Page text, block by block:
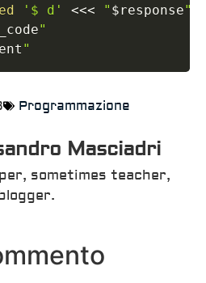
'$ d' <<< " $response"
"
"
Programmazione
Masciadri
sometimes teacher,